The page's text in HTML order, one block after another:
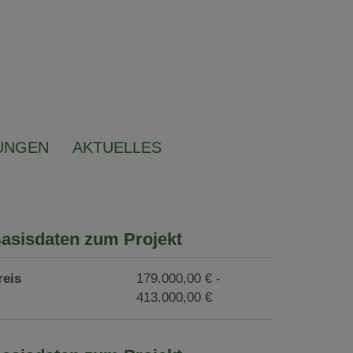
AKTUELLES
zum Projekt
179.000,00 € -
413.000,00 €